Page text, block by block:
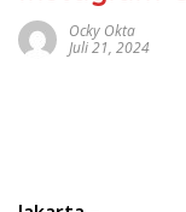
Ocky Okta
Juli 21, 2024